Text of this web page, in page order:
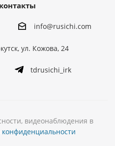
info@rusichi.com
ул. Кожова, 24
tdrusichi_irk
видеонаблюдения в
конфиденциальности